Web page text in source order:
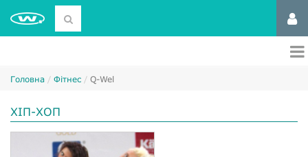
Головна Фітнес Q-Wel
ХІП-ХОП